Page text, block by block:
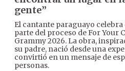
gente”
El cantante paraguayo celebra
parte del proceso de For Your
Grammy 2026. La obra,
su padre, nació desde una
convirtió en un mensaje de
personas.